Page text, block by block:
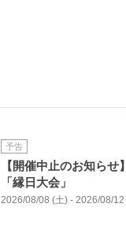
予告
【開催中止のお知ら
「縁日大会」
2026/08/08 (土) - 2026/08/12